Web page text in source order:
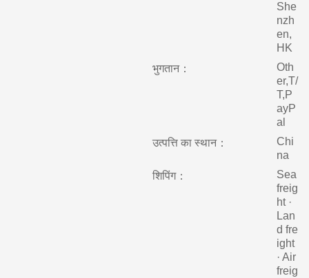
She
nzh
en,
HK
भुगतान：
Oth
er,T/
T,P
ayP
al
उत्पत्ति का स्थान：
Chi
na
शिपिंग：
Sea
freig
ht ·
Lan
d fre
ight
· Air
freig